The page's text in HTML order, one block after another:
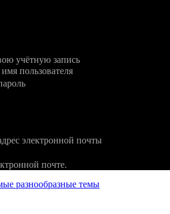
учётную запись
пользователя
электронной почты
почте.
разнообразные темы